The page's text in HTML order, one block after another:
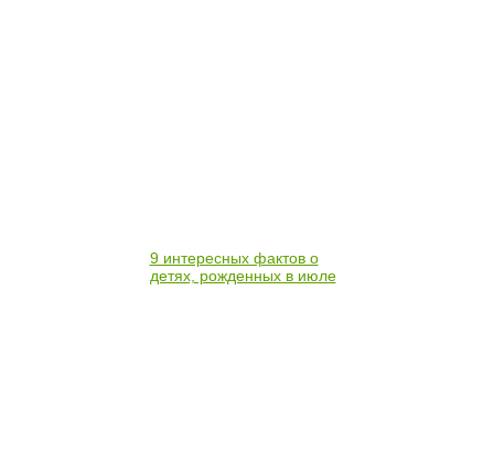
9 интересных фактов о
детях, рожденных в июле